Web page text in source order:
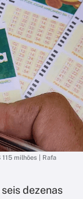
milhões | Rafa
dezenas